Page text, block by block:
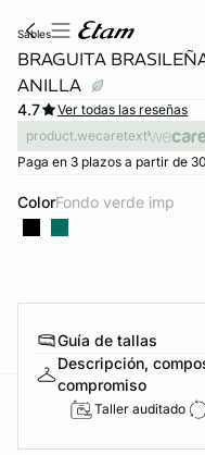
sables
BRAGUITA
ANILLA
4.7
Ver todas las reseñas
product.wecaretext
Paga en 3 plazos a partir de
Color fondo verde imp
Guía de tallas
Descripción,
compromiso
Taller auditado